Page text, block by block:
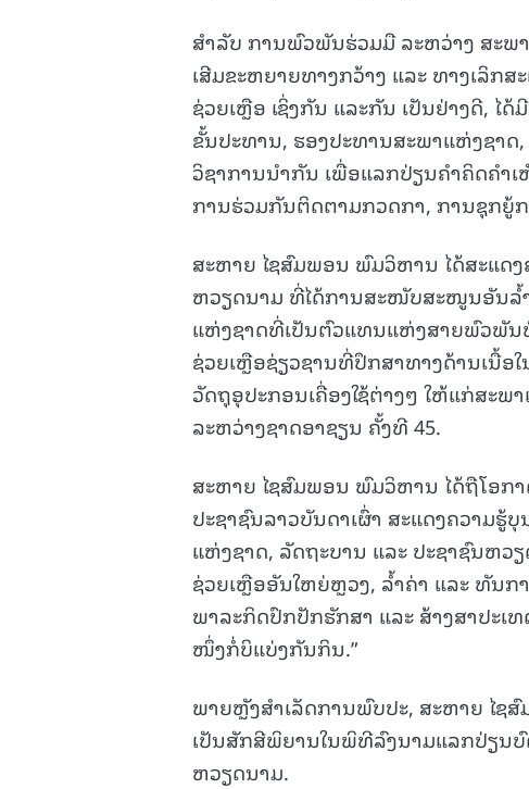
ສຳລັບ ການພົວພັນຮ່ວມມື ລະຫວ່າງ ສະພ
ເສີມຂະຫຍາຍທາງກວ້າງ ແລະ ທາງເລິ
ຊ່ວຍເຫຼືອ ເຊິ່ງກັນ ແລະກັນ ເປັນຢ່າງດີ, ໄ
ຂັ້ນປະທານ, ຮອງປະທານສະພາແຫ່ງຊາ
ວິຊາການນໍາກັນ ເພື່ອແລກປ່ຽນຄໍາຄິດຄໍາ
ການຮ່ວມກັນຕິດຕາມກວດກາ, ການຊຸກຍູ້
ສະຫາຍ ໄຊສົມພອນ ພົມວິຫານ ໄດ້ສະແດ
ຫວຽດນາມ ທີ່ໄດ້ການສະໜັບສະໜູນອັນລໍ້າ
ແຫ່ງຊາດທີ່ເປັນຕົວແທນແຫ່ງສາຍພົວພັນ
ຊ່ວຍເຫຼືອຊ່ຽວຊານທີ່ປຶກສາທາງດ້ານເນື້
ວັດຖຸອຸປະກອນເຄື່ອງໃຊ້ຕ່າງໆ ໃຫ້ແກ່ສະພ
ລະຫວ່າງຊາດອາຊຽນ ຄັ້ງທີ 45.
ສະຫາຍ ໄຊສົມພອນ ພົມວິຫານ ໄດ້ຖືໂອກ
ປະຊາຊົນລາວບັນດາເຜົ່າ ສະແດງຄວາມຮູ້
ແຫ່ງຊາດ, ລັດຖະບານ ແລະ ປະຊາຊົນຫ
ຊ່ວຍເຫຼືອອັນໃຫຍ່ຫຼວງ, ລໍ້າຄ່າ ແລະ ທັນກ
ພາລະກິດປົກປັກຮັກສາ ແລະ ສ້າງສາປະເ
ໜຶ່ງກໍ່ບິແບ່ງກັນກິນ.”
ພາຍຫຼັງສຳເລັດການພົບປະ, ສະຫາຍ ໄຊ
ເປັນສັກສີພິຍານໃນພິທີລົງນາມແລກປ່ຽນ
ຫວຽດນາມ.